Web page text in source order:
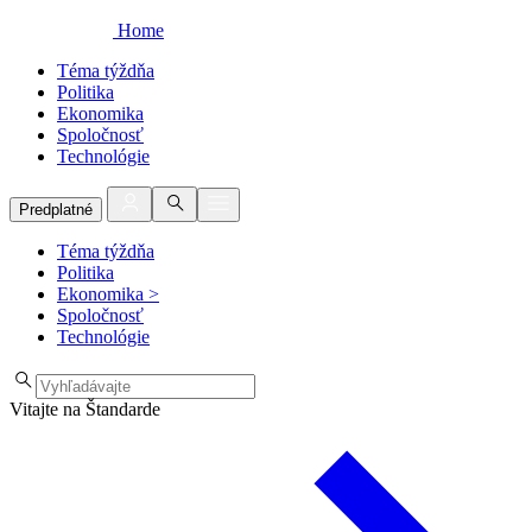
Home
Téma týždňa
Politika
Ekonomika
Spoločnosť
Technológie
Predplatné
Téma týždňa
Politika
Ekonomika >
Spoločnosť
Technológie
Vitajte na Štandarde